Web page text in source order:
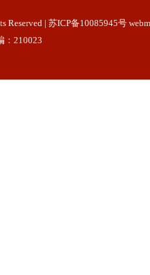
| 苏ICP备10085945号
：210023